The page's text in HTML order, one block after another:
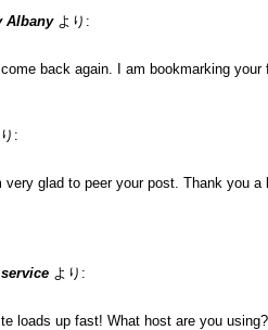
Albany より:
back again. I am bookmarking your
:
very glad to peer your post. Thank you
より:
loads up fast! What host are you